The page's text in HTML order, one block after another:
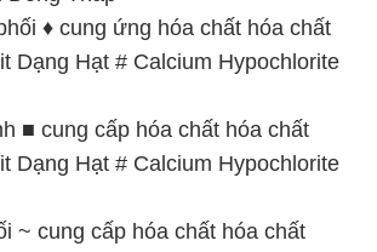
Dạng Hạt # Calcium Hypochlorite
~ cung cấp hóa chất hóa chất
Dạng Hạt # Calcium Hypochlorite
DOANH – CÔNG TY HÓA CHẤT